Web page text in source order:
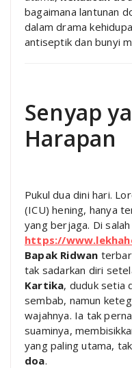
bagaimana lantunan
dalam drama
antiseptik dan bunyi
Senyap
Harapan
Pukul dua dini hari.
(ICU) hening, hanya
yang berjaga. Di
https://
Bapak Ridwan
tak sadarkan diri
Kartika, duduk setia
sembab, namun
wajahnya. Ia tak
suaminya,
yang paling utama,
doa.